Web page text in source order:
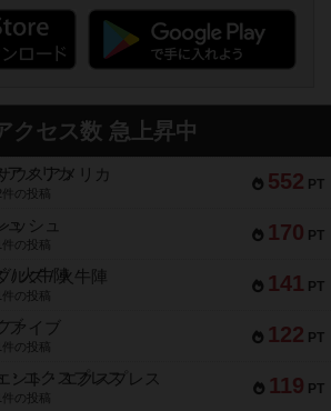
クセス数 急上昇中
552 PT
ウスアメリカ
件の投稿
170 PT
ッシュ
件の投稿
141 PT
ルズ / 火牛陣
件の投稿
122 PT
ァイブ
件の投稿
119 PT
ント・エクスプレス
件の投稿